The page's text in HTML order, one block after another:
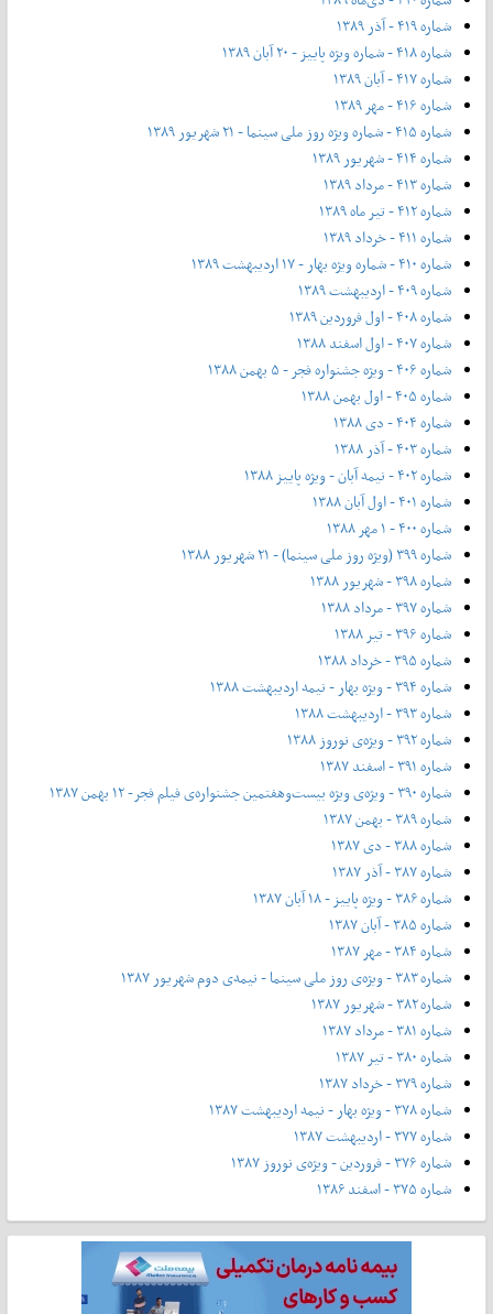
شماره ۴۱۹ - آذر ۱۳۸۹
شماره ۴۱۸ - شماره ویژه پاییز - ۲۰ آبان ۱۳۸۹
شماره ۴۱۷ - آبان ۱۳۸۹
شماره ۴۱۶ - مهر ۱۳۸۹
شماره ۴۱۵ - شماره ویژه روز ملی سینما - ۲۱ شهریور ۱۳۸۹
شماره ۴۱۴ - شهریور ۱۳۸۹
شماره ۴۱۳ - مرداد ۱۳۸۹
شماره ۴۱۲ - تیر ماه ۱۳۸۹
شماره ۴۱۱ - خرداد ۱۳۸۹
شماره ۴۱۰ - شماره ویژه بهار - ۱۷ اردیبهشت ۱۳۸۹
شماره ۴۰۹ - اردیبهشت ۱۳۸۹
شماره ۴۰۸ - اول فروردین ۱۳۸۹
شماره ۴۰۷ - اول اسفند ۱۳۸۸
شماره ۴۰۶ - ویژه جشنواره فجر - ۵ بهمن ۱۳۸۸
شماره ۴۰۵ - اول بهمن ۱۳۸۸
شماره ۴۰۴ - دی ۱۳۸۸
شماره ۴۰۳ - آذر ۱۳۸۸
شماره ۴۰۲ - نیمه آبان - ویژه پاییز ۱۳۸۸
شماره ۴۰۱ - اول آبان ۱۳۸۸
شماره ۴۰۰ - ۱ مهر ۱۳۸۸
شماره ۳۹۹ (ویژه روز ملی سینما) - ۲۱ شهریور ۱۳۸۸
شماره ۳۹۸ - شهریور ۱۳۸۸
شماره ۳۹۷ - مرداد ۱۳۸۸
شماره ۳۹۶ - تیر ۱۳۸۸
شماره ۳۹۵ - خرداد ۱۳۸۸
شماره ۳۹۴ - ویژه بهار - نیمه‌ اردیبهشت ۱۳۸۸
شماره ۳۹۳ - اردیبهشت ۱۳۸۸
شماره ۳۹۲ - ویژه‌ی نوروز ۱۳۸۸
شماره ۳۹۱ - اسفند ۱۳۸۷
شماره ۳۹۰ - ویژه‌ی ویژه بیست‌و‌هفتمین جشنواره‌ی فیلم فجر- ۱۲ بهمن ۱۳۸۷
شماره ۳۸۹ - بهمن ۱۳۸۷
شماره ۳۸۸ - دی ۱۳۸۷
شماره ۳۸۷ - آذر ۱۳۸۷
شماره ۳۸۶ - ویژه پاییز - ۱۸ آبان ۱۳۸۷
شماره ۳۸۵ - آبان ۱۳۸۷
شماره ۳۸۴ - مهر ۱۳۸۷
شماره ۳۸۳ - ویژه‌ی روز ملی سینما - نیمه‌ی دوم شهریور ۱۳۸۷
شماره ۳۸۲ - شهریور ۱۳۸۷
شماره ۳۸۱ - مرداد ۱۳۸۷
شماره ۳۸۰ - تیر ۱۳۸۷
شماره ۳۷۹ - خرداد ۱۳۸۷
شماره ۳۷۸ - ویژه بهار - نیمه‌ اردیبهشت ۱۳۸۷
شماره ۳۷۷ - اردیبهشت ۱۳۸۷
شماره ۳۷۶ - فروردین - ویژه‌ی نوروز ۱۳۸۷
شماره ۳۷۵ - اسفند ۱۳۸۶